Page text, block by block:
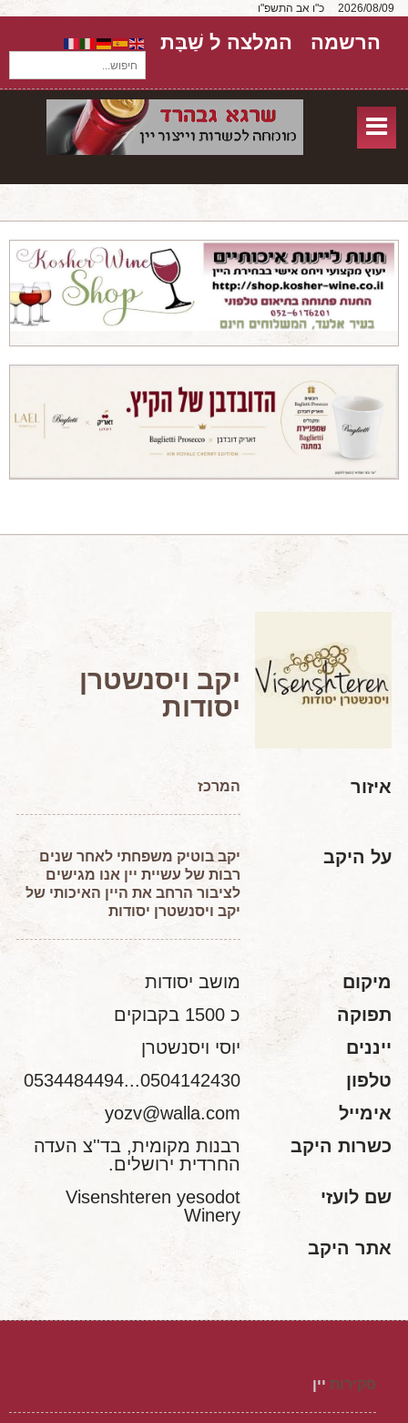
כ"ו אב התשפ"ו
חיפוש...
הרשמה המלצה ל שַׁבָּת
אודות
שירותים
יקבים
מאמרים
טורים על יקבים
מאמרים מקצועיים
מאמרים הלכתיים
המלצות יין לְ שַׁבָּת
חדשות ועדכונים
יקב ויסנשטרן
יסודות
איזור המרכז
על היקב
יקב בוטיק משפחתי לאחר שנים
רבות של עשיית יין אנו מגישים
לציבור הרחב את היין האיכותי של
יקב ויסנשטרן יסודות
מיקום
מושב יסודות
תפוקה
כ 1500 בקבוקים
ייננים
יוסי ויסנשטרן
טלפון
0504142430...0534484494
אימייל
yozv@walla.com
כשרות היקב
רבנות מקומית, בד''צ העדה
החרדית ירושלים.
שם לועזי
Visenshteren yesodot
Winery
אתר היקב
סקירות יין